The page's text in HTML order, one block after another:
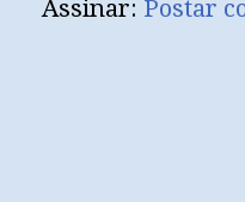
Assinar: Postar